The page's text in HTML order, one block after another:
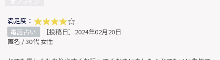
満足度：
電話占い
［投稿日］2024年02月20日
匿名 / 30代 女性